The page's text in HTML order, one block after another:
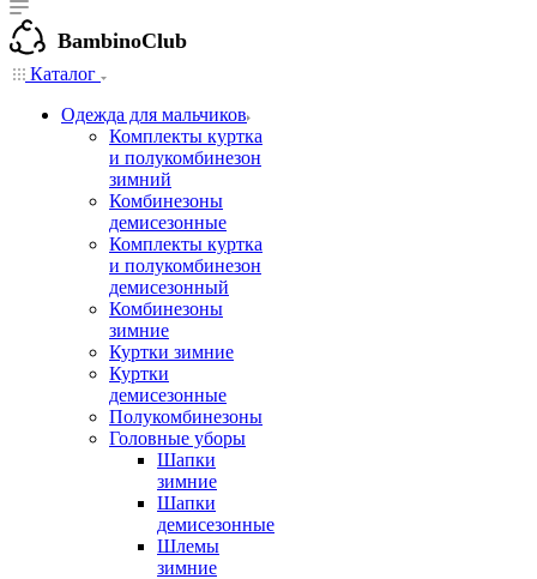
BambinoClub
Каталог
Одежда для мальчиков
Комплекты куртка
и полукомбинезон
зимний
Комбинезоны
демисезонные
Комплекты куртка
и полукомбинезон
демисезонный
Комбинезоны
зимние
Куртки зимние
Куртки
демисезонные
Полукомбинезоны
Головные уборы
Шапки
зимние
Шапки
демисезонные
Шлемы
зимние